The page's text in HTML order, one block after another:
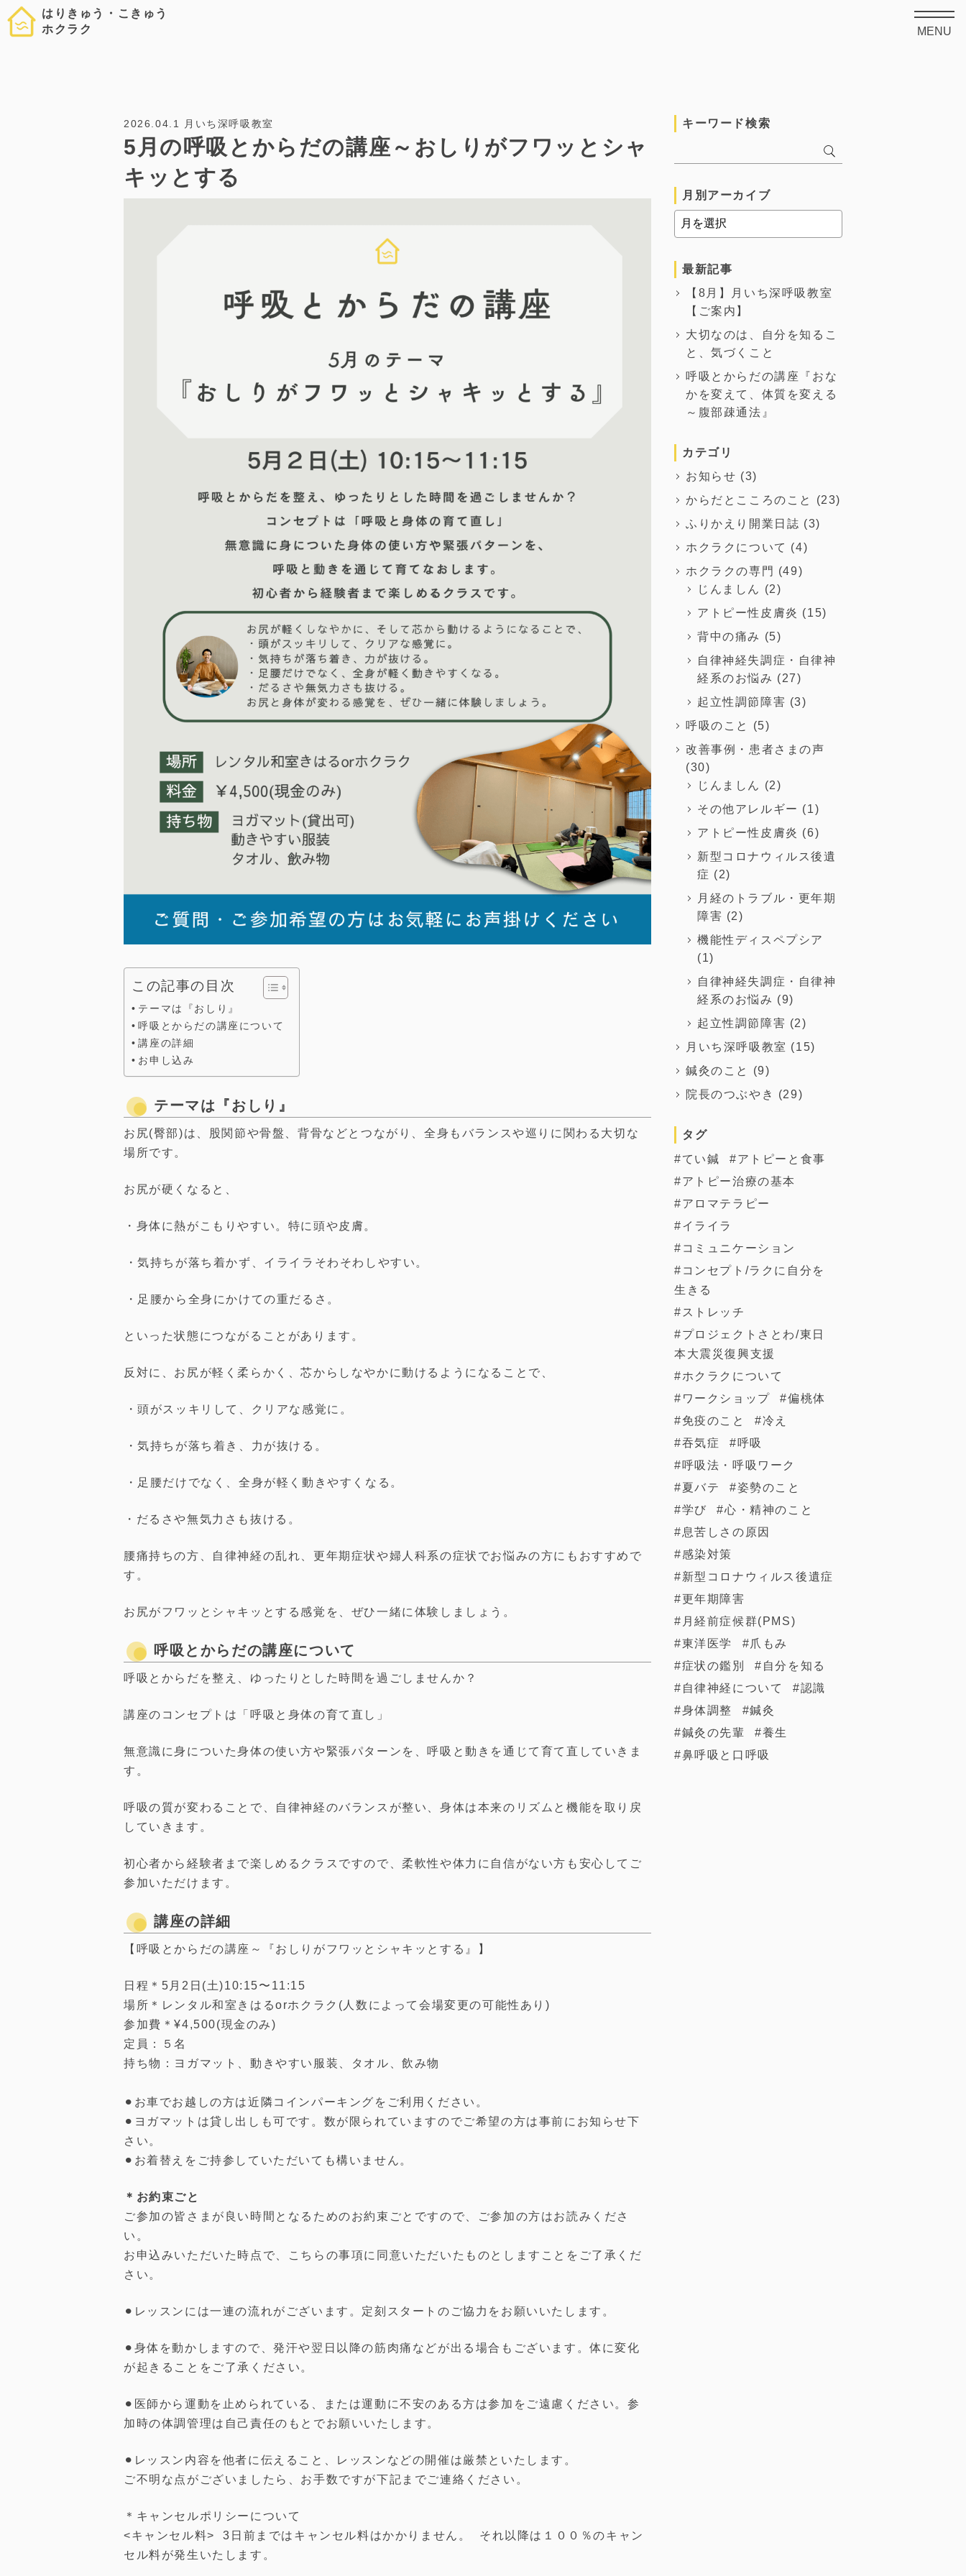
はりきゅう・こきゅう
ホクラク
MENU
2026.04.1 月いち深呼吸教室
5月の呼吸とからだの講座～おしりがフワッとシャ
キッとする
この記事の目次
テーマは『おしり』
呼吸とからだの講座について
講座の詳細
お申し込み
テーマは『おしり』
お尻(臀部)は、股関節や骨盤、背骨などとつながり、全身もバランスや巡りに関わる大切な
場所です。
お尻が硬くなると、
・身体に熱がこもりやすい。特に頭や皮膚。
︎・気持ちが落ち着かず、イライラそわそわしやすい。
︎・足腰から全身にかけての重だるさ。
といった状態につながることがあります。
反対に、お尻が軽く柔らかく、芯からしなやかに動けるようになることで、
︎・頭がスッキリして、クリアな感覚に。
︎・気持ちが落ち着き、力が抜ける。
︎・足腰だけでなく、全身が軽く動きやすくなる。
・だるさや無気力さも抜ける。
腰痛持ちの方、自律神経の乱れ、更年期症状や婦人科系の症状でお悩みの方にもおすすめで
す。
お尻がフワッとシャキッとする感覚を、ぜひ一緒に体験しましょう。
呼吸とからだの講座について
呼吸とからだを整え、ゆったりとした時間を過ごしませんか？
講座のコンセプトは「呼吸と身体の育て直し」
無意識に身についた身体の使い方や緊張パターンを、呼吸と動きを通じて育て直していきま
す。
呼吸の質が変わることで、自律神経のバランスが整い、身体は本来のリズムと機能を取り戻
していきます。
初心者から経験者まで楽しめるクラスですので、柔軟性や体力に自信がない方も安心してご
参加いただけます。
講座の詳細
【呼吸とからだの講座～『おしりがフワッとシャキッとする』】
日程＊5月2日(土)10:15〜11:15
場所＊レンタル和室きはるorホクラク(人数によって会場変更の可能性あり)
参加費＊¥4,500(現金のみ)
定員：５名
持ち物：ヨガマット、動きやすい服装、タオル、飲み物
⚫︎お車でお越しの方は近隣コインパーキングをご利用ください。
⚫︎ヨガマットは貸し出しも可です。数が限られていますのでご希望の方は事前にお知らせ下
さい。
⚫︎お着替えをご持参していただいても構いません。
＊お約束ごと
ご参加の皆さまが良い時間となるためのお約束ごとですので、ご参加の方はお読みくださ
い。
お申込みいただいた時点で、こちらの事項に同意いただいたものとしますことをご了承くだ
さい。
⚫︎レッスンには一連の流れがございます。定刻スタートのご協力をお願いいたします。
⚫︎身体を動かしますので、発汗や翌日以降の筋肉痛などが出る場合もございます。体に変化
が起きることをご了承ください。
⚫︎医師から運動を止められている、または運動に不安のある方は参加をご遠慮ください。参
加時の体調管理は自己責任のもとでお願いいたします。
⚫︎レッスン内容を他者に伝えること、レッスンなどの開催は厳禁といたします。
ご不明な点がございましたら、お手数ですが下記までご連絡ください。
＊キャンセルポリシーについて
<キャンセル料> 3日前まではキャンセル料はかかりません。 それ以降は１００％のキャン
セル料が発生いたします。
キーワード検索
月別アーカイブ
最新記事
【8月】月いち深呼吸教室
【ご案内】
大切なのは、自分を知るこ
と、気づくこと
呼吸とからだの講座『おな
かを変えて、体質を変える
～腹部疎通法』
カテゴリ
お知らせ (3)
からだとこころのこと
(23)
ふりかえり開業日誌 (3)
ホクラクについて (4)
ホクラクの専門 (49)
じんましん (2)
アトピー性皮膚炎 (15)
背中の痛み (5)
自律神経失調症・自律神
経系のお悩み (27)
起立性調節障害 (3)
呼吸のこと
(5)
改善事例・患者さまの声
(30)
じんましん (2)
その他アレルギー (1)
アトピー性皮膚炎 (6)
新型コロナウィルス後遺
症 (2)
月経のトラブル・更年期
障害 (2)
機能性ディスペプシア
(1)
自律神経失調症・自律神
経系のお悩み (9)
起立性調節障害 (2)
月いち深呼吸教室 (15)
鍼灸のこと
(9)
院長のつぶやき
(29)
タグ
てい鍼
アトピーと食事
アトピー治療の基本
アロマテラピー
イライラ
コミュニケーション
コンセプト/ラクに自分を
生きる
ストレッチ
プロジェクトさとわ/東日
本大震災復興支援
ホクラクについて
ワークショップ
偏桃体
免疫のこと
冷え
吞気症
呼吸
呼吸法・呼吸ワーク
夏バテ
姿勢のこと
学び
心・精神のこと
息苦しさの原因
感染対策
新型コロナウィルス後遺症
更年期障害
月経前症候群(PMS)
東洋医学
爪もみ
症状の鑑別
自分を知る
自律神経について
認識
身体調整
鍼灸
鍼灸の先輩
養生
鼻呼吸と口呼吸